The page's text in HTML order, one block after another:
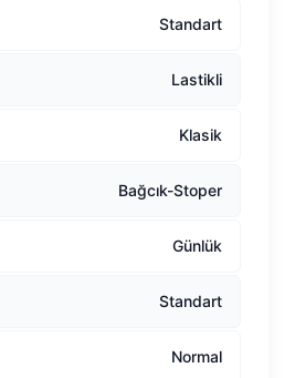
Standart
Lastikli
Klasik
Bağcık-Stoper
Günlük
Standart
Normal